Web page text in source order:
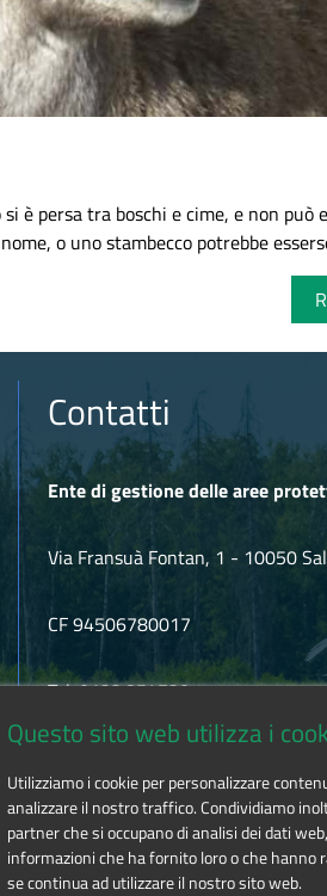
è persa tra boschi e cime, e non
o uno stambecco potrebbe
Contatti
Ente di gestione delle aree
Via Fransuà Fontan, 1 - 10050
CF 94506780017
Tel. 0122.854720
Questo sito web utilizza i
Utilizziamo i cookie per personalizzare
analizzare il nostro traffico. Condividiamo
partner che si occupano di analisi dei dati
informazioni che ha fornito loro o che hanno
se continua ad utilizzare il nostro sito web.